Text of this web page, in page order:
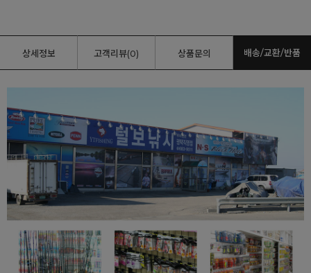
상세정보 고객리뷰(0) 상품문의 배송/교환/반품